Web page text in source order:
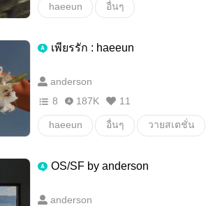
haeeun อื่นๆ
เพียรรัก : haeeun
anderson
8
187K 11
haeeun อื่นๆ วายสเตชั่น
OS/SF by anderson
anderson